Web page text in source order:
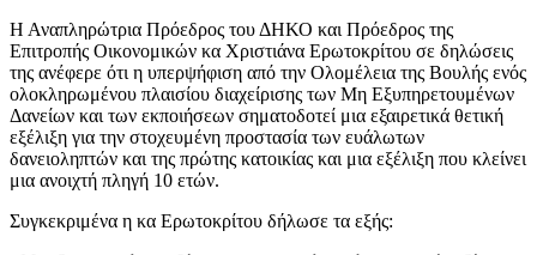
Η Αναπληρώτρια Πρόεδρος του ΔΗΚΟ και Πρόεδρος της
Επιτροπής Οικονομικών κα Χριστιάνα Ερωτοκρίτου σε δηλώσεις
της ανέφερε ότι η υπερψήφιση από την Ολομέλεια της Βουλής ενός
ολοκληρωμένου πλαισίου διαχείρισης των Μη Εξυπηρετουμένων
Δανείων και των εκποιήσεων σηματοδοτεί μια εξαιρετικά θετική
εξέλιξη για την στοχευμένη προστασία των ευάλωτων
δανειοληπτών και της πρώτης κατοικίας και μια εξέλιξη που κλείνει
μια ανοιχτή πληγή 10 ετών.
Συγκεκριμένα η κα Ερωτοκρίτου δήλωσε τα εξής: